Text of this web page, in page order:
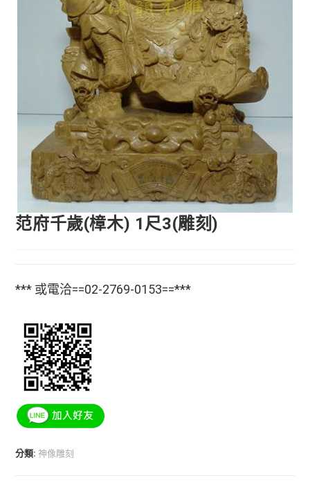
范府千歲(樟木) 1尺3(雕刻)
*** 或電洽==02-2769-0153==***
分類:神像雕刻